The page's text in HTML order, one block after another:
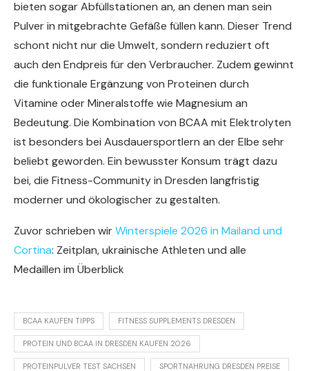
bieten sogar Abfüllstationen an, an denen man sein
Pulver in mitgebrachte Gefäße füllen kann. Dieser Trend
schont nicht nur die Umwelt, sondern reduziert oft
auch den Endpreis für den Verbraucher. Zudem gewinnt
die funktionale Ergänzung von Proteinen durch
Vitamine oder Mineralstoffe wie Magnesium an
Bedeutung. Die Kombination von BCAA mit Elektrolyten
ist besonders bei Ausdauersportlern an der Elbe sehr
beliebt geworden. Ein bewusster Konsum trägt dazu
bei, die Fitness-Community in Dresden langfristig
moderner und ökologischer zu gestalten.
Zuvor schrieben wirWinterspiele 2026 in Mailand und
Cortina: Zeitplan, ukrainische Athleten und alle
Medaillen im Überblick
BCAA KAUFEN TIPPS FITNESS SUPPLEMENTS DRESDEN
PROTEIN UND BCAA IN DRESDEN KAUFEN 2026
PROTEINPULVER TEST SACHSEN SPORTNAHRUNG DRESDEN PREISE